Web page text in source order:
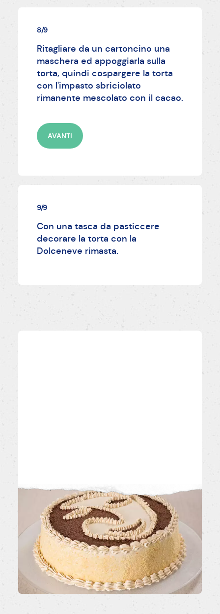
8/9
Ritagliare da un cartoncino una
maschera ed appoggiarla sulla
torta, quindi cospargere la torta
con l'impasto sbriciolato
rimanente mescolato con il cacao.
AVANTI
9/9
Con una tasca da pasticcere
decorare la torta con la
Dolceneve rimasta.